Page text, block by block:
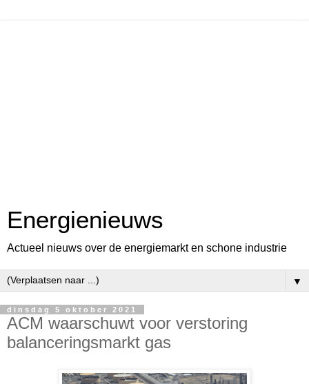
Energienieuws
Actueel nieuws over de energiemarkt en schone industrie
▼
dinsdag 5 oktober 2021
ACM waarschuwt voor verstoring
balanceringsmarkt gas